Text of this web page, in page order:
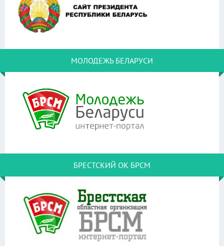
МОЛОДЕЖЬ БЕЛАРУСИ
БРЕСТСКИЙ ОК БРСМ